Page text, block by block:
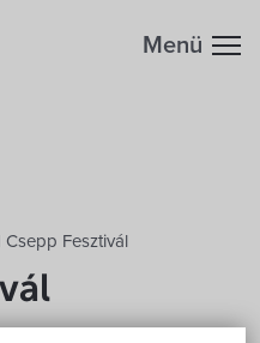
Menü
Csepp Fesztivál